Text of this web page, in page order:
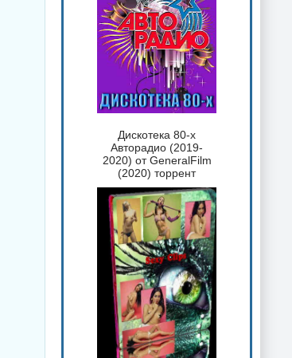
Дискотека 80-х
Авторадио (2019-
2020) от GeneralFilm
(2020) торрент